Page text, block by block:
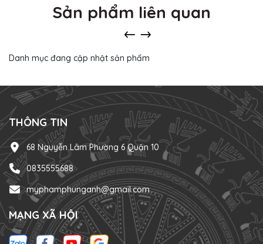
Sản phẩm liên quan
Danh mục đang cập nhật sản phẩm
THÔNG TIN
68 Nguyễn Lâm Phường 6 Quận 10
0835555688
myphamphunganh@gmail.com
MẠNG XÃ HỘI